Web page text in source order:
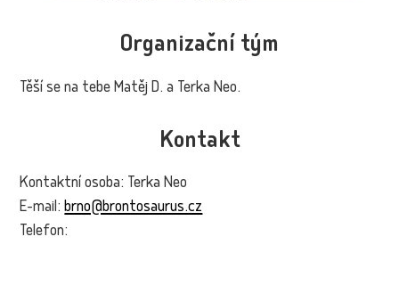
Organizační tým
Těší se na tebe Matěj D. a Terka Neo.
Kontakt
Kontaktní osoba: Terka Neo
E-mail:brno@brontosaurus.cz
Telefon: